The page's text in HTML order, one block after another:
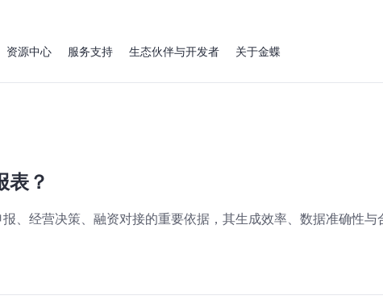
资源中心 服务支持 生态伙伴与开发者 关于金蝶
表？
、经营决策、融资对接的重要依据，其生成效率、数据准确性与